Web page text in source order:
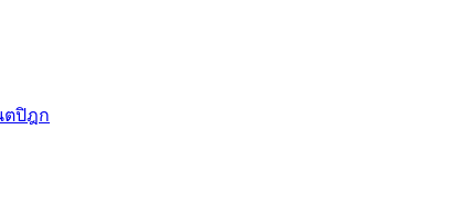
ตปิฎก